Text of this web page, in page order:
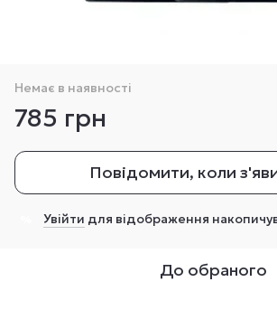
Немає в наявності
785 грн
Повідомити, коли
Увійти для відображення
До обраного